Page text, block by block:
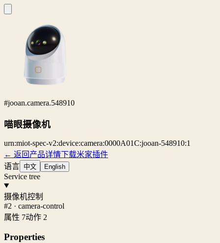
#jooan.camera.548910
喵眼摄像机
urn:miot-spec-v2:device:camera:0000A01C:jooan-548910:1
← 返回产品详情下载米家插件
语言 中文 English
Service tree
摄像机控制
#2 · camera-control
属性 7动作 2
Properties